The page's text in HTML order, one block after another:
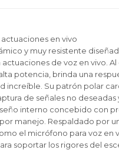
en vivo
y muy resistente
de voz en vivo. Al
potencia, brinda una
increíble. Su patrón polar
de señales no deseadas
interno concebido con
manejo. Respaldado por
el micrófono para voz en
soportar los rigores del